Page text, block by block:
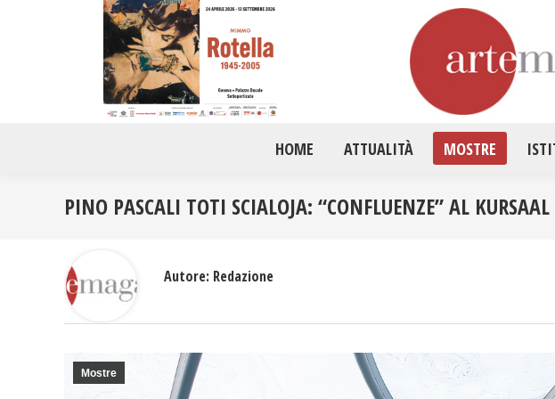
HOME ATTUALITÀ MOSTRE
PINO PASCALI TOTI SCIALOJA: “CONFLUENZE” AL
Mostre
Autore: Redazione
HOME